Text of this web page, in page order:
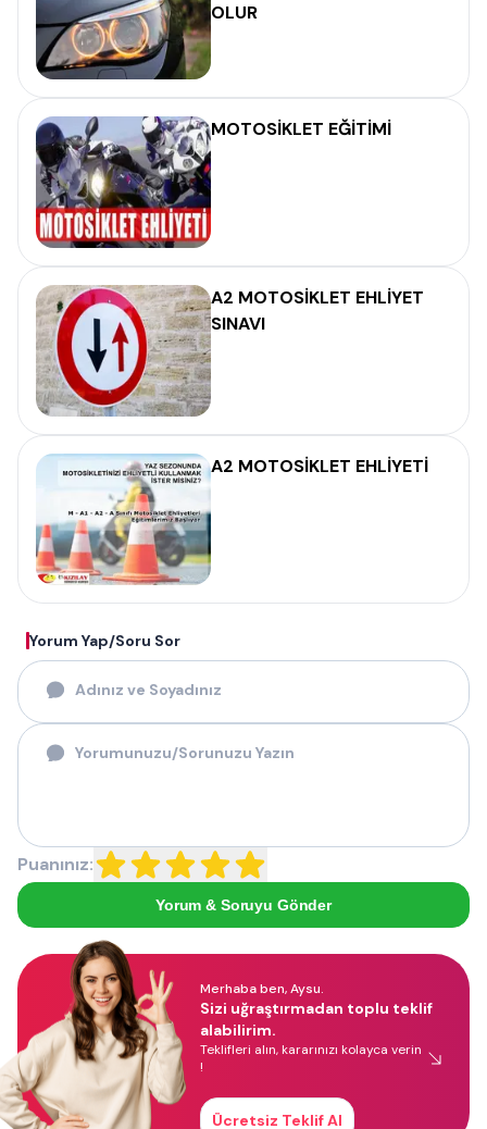
OLUR
MOTOSİKLET EĞİTİMİ
A2 MOTOSİKLET EHLİYET
SINAVI
A2 MOTOSİKLET EHLİYETİ
Yorum Yap/Soru Sor
Puanınız:
Yorum & Soruyu Gönder
Merhaba ben, Aysu.
Sizi uğraştırmadan toplu teklif
alabilirim.
Teklifleri alın, kararınızı kolayca verin
!
Ücretsiz Teklif Al